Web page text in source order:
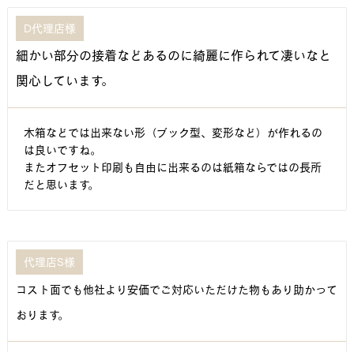
D代理店様
細かい部分の接着などあるのに綺麗に作られて凄いなと
関心しています。
木箱などでは出来ない形（ブック型、変形など）が作れるの
は良いですね。
またオフセット印刷も自由に出来るのは紙箱ならではの長所
だと思います。
代理店S様
コスト面でも他社より安価でご対応いただけた物もあり助かって
おります。